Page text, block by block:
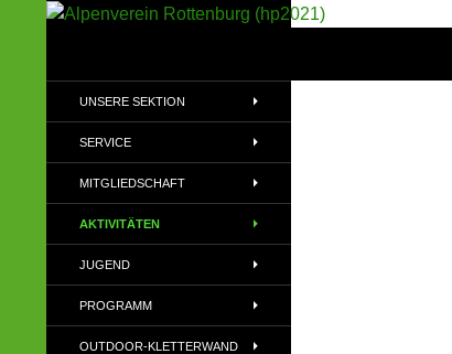
(DAV)
UNSERE SEKTION
SERVICE
MITGLIEDSCHAFT
AKTIVITÄTEN
JUGEND
PROGRAMM
OUTDOOR-KLETTERWAND